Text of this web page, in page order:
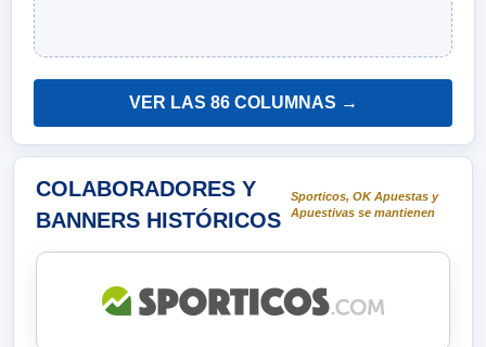
VER LAS 86 COLUMNAS →
COLABORADORES Y
BANNERS HISTÓRICOS
Sporticos, OK Apuestas y
Apuestivas se mantienen